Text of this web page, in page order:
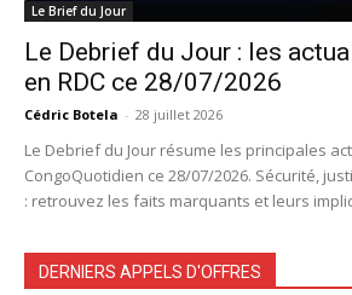
Le Brief du Jour
Le Debrief du Jour : les
en RDC ce 28/07/2026
Cédric Botela - 28 juillet 2026
Le Debrief du Jour résume les principales
CongoQuotidien ce 28/07/2026. Sécurité,
: retrouvez les faits marquants et leurs
DERNIERS APPELS D'OFFRES